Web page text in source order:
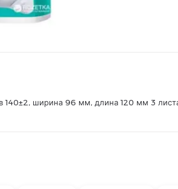
140±2, ширина 96 мм, длина 120 мм 3